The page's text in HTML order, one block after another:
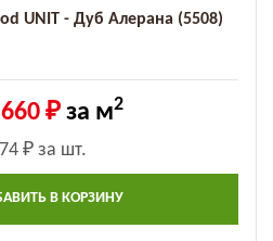
UNIT - Дуб Алерана (5508)
₽за м2
₽за шт.
В КОРЗИНУ